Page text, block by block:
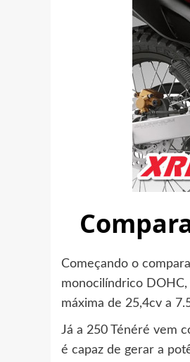
Começando o
monocilíndrico
máxima de 25,4cv a
Já a 250 Ténéré vem
é capaz de gerar a